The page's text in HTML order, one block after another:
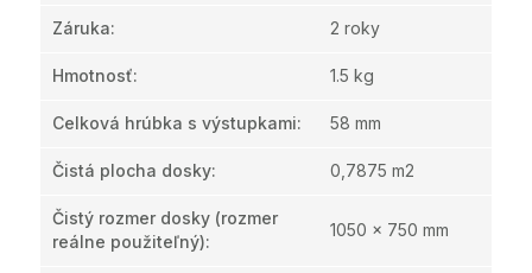
Záruka: 2 roky
Hmotnosť: 1.5 kg
Celková hrúbka s výstupkami: 58 mm
Čistá plocha dosky: 0,7875 m2
Čistý rozmer dosky (rozmer
reálne použiteľný):
1050 x 750 mm